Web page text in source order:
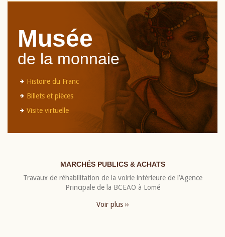
Musée
de la monnaie
Histoire du Franc
Billets et pièces
Visite virtuelle
MARCHÉS PUBLICS & ACHATS
Travaux de réhabilitation de la voirie intérieure de l’Agence
Principale de la BCEAO à Lomé
Voir plus ››